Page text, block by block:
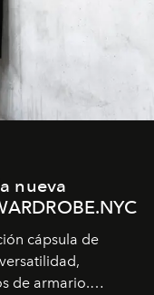
nueva
cápsula de
de armario.